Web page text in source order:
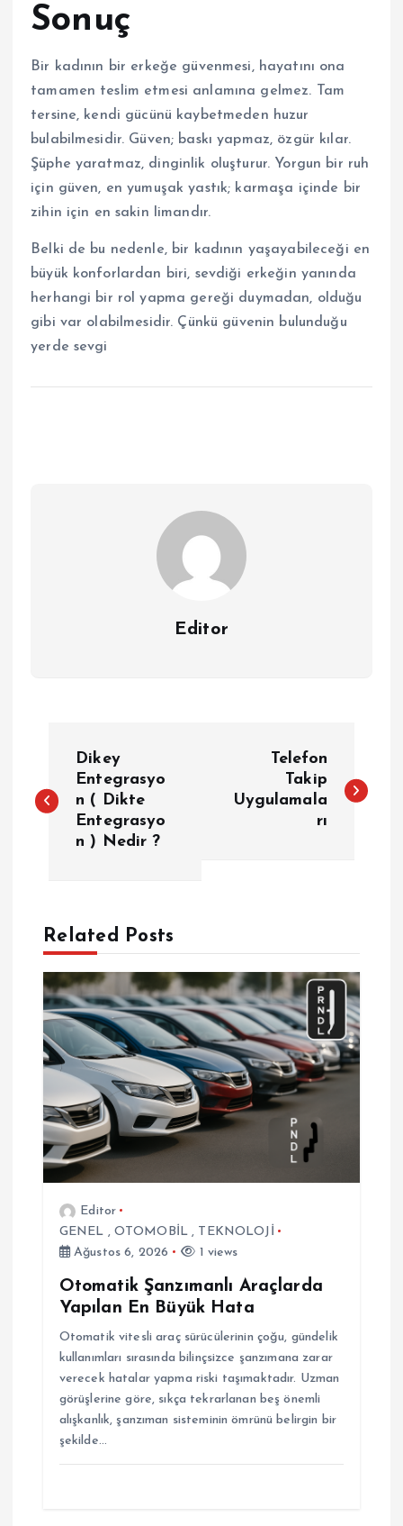
Sonuç
Bir kadının bir erkeğe güvenmesi, hayatını ona
tamamen teslim etmesi anlamına gelmez. Tam
tersine, kendi gücünü kaybetmeden huzur
bulabilmesidir. Güven; baskı yapmaz, özgür kılar.
Şüphe yaratmaz, dinginlik oluşturur. Yorgun bir ruh
için güven, en yumuşak yastık; karmaşa içinde bir
zihin için en sakin limandır.
Belki de bu nedenle, bir kadının yaşayabileceği en
büyük konforlardan biri, sevdiği erkeğin yanında
herhangi bir rol yapma gereği duymadan, olduğu
gibi var olabilmesidir. Çünkü güvenin bulunduğu
yerde sevgi
Editor
a
g
e
z
n
m
e
Dikey
Entegrasyo
n ( Dikte
Entegrasyo
n ) Nedir ?
Telefon
Takip
Uygulamala
rı
Related Posts
Editor
GENEL , OTOMOBİL , TEKNOLOJİ
Ağustos 6, 2026
1 views
Otomatik Şanzımanlı Araçlarda
Yapılan En Büyük Hata
Otomatik vitesli araç sürücülerinin çoğu, gündelik
kullanımları sırasında bilinçsizce şanzımana zarar
verecek hatalar yapma riski taşımaktadır. Uzman
görüşlerine göre, sıkça tekrarlanan beş önemli
alışkanlık, şanzıman sisteminin ömrünü belirgin bir
şekilde…